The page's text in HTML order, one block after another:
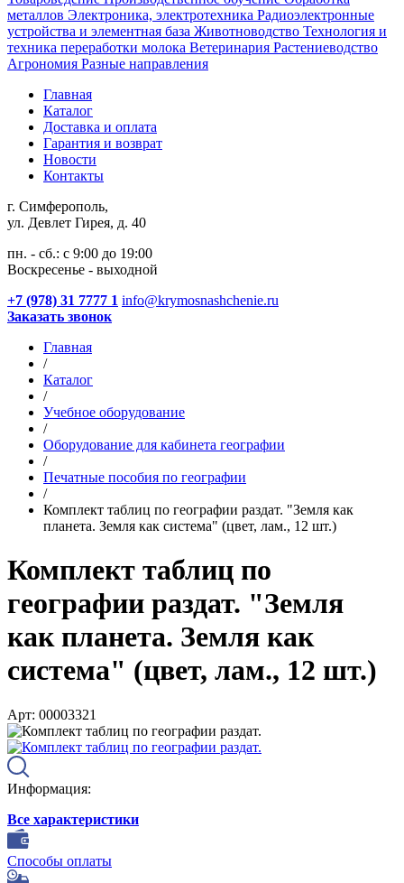
металлов Электроника, электротехника Радиоэлектронные
устройства и элементная база Животноводство Технология и
техника переработки молока Ветеринария Растениеводство
Агрономия Разные направления
Главная
Каталог
Доставка и оплата
Гарантия и возврат
Новости
Контакты
г. Симферополь,
ул. Девлет Гирея, д. 40
пн. - сб.: с 9:00 до 19:00
Воскресенье - выходной
+7 (978) 31 7777 1 info@krymosnashchenie.ru
Заказать звонок
Главная
/
Каталог
/
Учебное оборудование
/
Оборудование для кабинета географии
/
Печатные пособия по географии
/
Комплект таблиц по географии раздат. "Земля как
планета. Земля как система" (цвет, лам., 12 шт.)
Комплект таблиц по
географии раздат. "Земля
как планета. Земля как
система" (цвет, лам., 12 шт.)
Арт: 00003321
Информация:
Все характеристики
Способы оплаты